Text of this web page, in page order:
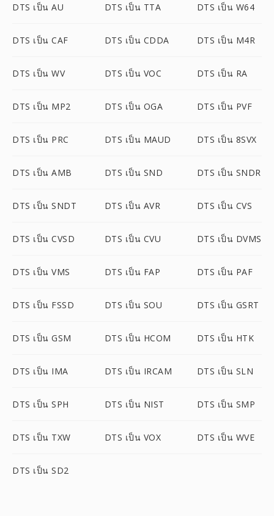
DTS เป็น AU DTS เป็น TTA DTS เป็น W64
DTS เป็น CAF DTS เป็น CDDA DTS เป็น M4R
DTS เป็น WV DTS เป็น VOC DTS เป็น RA
DTS เป็น MP2 DTS เป็น OGA DTS เป็น PVF
DTS เป็น PRC DTS เป็น MAUD DTS เป็น 8SVX
DTS เป็น AMB DTS เป็น SND DTS เป็น SNDR
DTS เป็น SNDT DTS เป็น AVR DTS เป็น CVS
DTS เป็น CVSD DTS เป็น CVU DTS เป็น DVMS
DTS เป็น VMS DTS เป็น FAP DTS เป็น PAF
DTS เป็น FSSD DTS เป็น SOU DTS เป็น GSRT
DTS เป็น GSM DTS เป็น HCOM DTS เป็น HTK
DTS เป็น IMA DTS เป็น IRCAM DTS เป็น SLN
DTS เป็น SPH DTS เป็น NIST DTS เป็น SMP
DTS เป็น TXW DTS เป็น VOX DTS เป็น WVE
DTS เป็น SD2